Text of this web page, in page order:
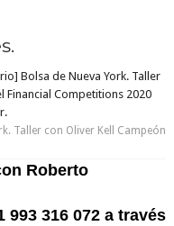
Bolsa de Nueva York. Taller
Financial Competitions 2020
Taller con Oliver Kell Campeón
Roberto
993 316 072 a través